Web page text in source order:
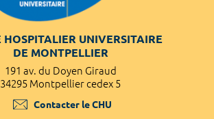
HOSPITALIER UNIVERSITAIRE
DE MONTPELLIER
191 av. du Doyen Giraud
34295 Montpellier cedex 5
Contacter le CHU